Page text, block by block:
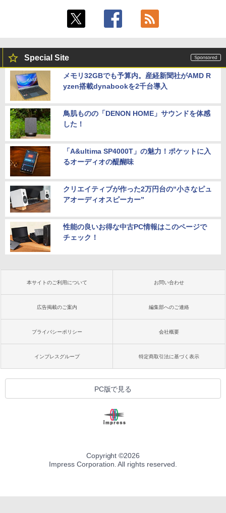
Special Site
メモリ32GBでも予算内。産経新聞社がAMD R
yzen搭載dynabookを2千台導入
鳥肌ものの「DENON HOME」サウンドを体感
した！
「A&ultima SP4000T」の魅力！ポケットに入
るオーディオの醍醐味
クリエイティブが作った2万円台の“小さなピュ
アオーディオスピーカー”
性能の良いお得な中古PC情報はこのページで
チェック！
本サイトのご利用について お問い合わせ
広告掲載のご案内 編集部へのご連絡
プライバシーポリシー 会社概要
インプレスグループ 特定商取引法に基づく表示
PC版で見る
Copyright ©2026
Impress Corporation. All rights reserved.